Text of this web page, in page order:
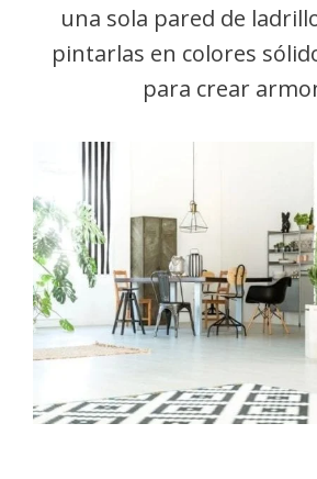
una sola pared de
pintarlas en colores
para crear